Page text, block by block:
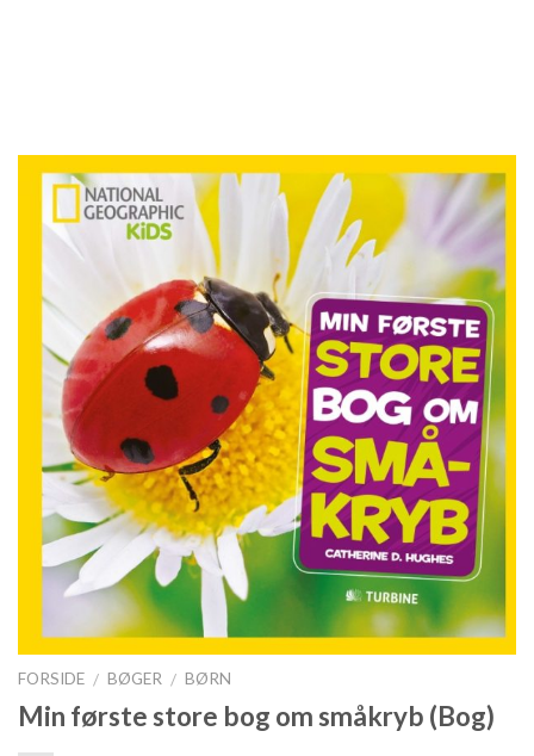
FORSIDE / BØGER / BØRN
Min første store bog om småkryb (Bog)